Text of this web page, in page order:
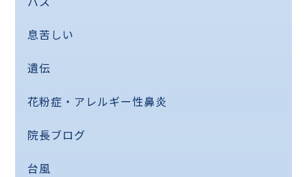
息苦しい
遺伝
花粉症・アレルギー性鼻炎
院長ブログ
台風